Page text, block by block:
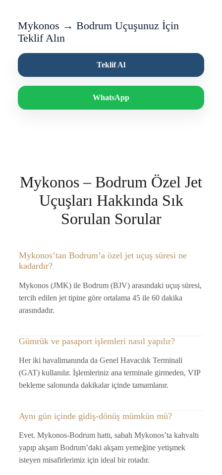
Mykonos → Bodrum Uçuşunuz İçin
Teklif Alın
Teklif Al
WhatsApp
Mykonos – Bodrum Özel Jet
Uçuşları Hakkında Sık
Sorulan Sorular
Mykonos’tan Bodrum’a özel jet uçuş süresi ne
kadardır?
Mykonos (JMK) ile Bodrum (BJV) arasındaki uçuş süresi,
tercih edilen jet tipine göre ortalama 45 ile 60 dakika
arasındadır.
Gümrük ve pasaport işlemleri nasıl yapılır?
Her iki havalimanında da Genel Havacılık Terminali
(GAT) kullanılır. İşlemleriniz ana terminale girmeden, VIP
bekleme salonunda dakikalar içinde tamamlanır.
Aynı gün içinde gidiş-dönüş mümkün mü?
Evet. Mykonos-Bodrum hattı, sabah Mykonos’ta kahvaltı
yapıp akşam Bodrum’daki akşam yemeğine yetişmek
isteyen misafirlerimiz için ideal bir rotadır.